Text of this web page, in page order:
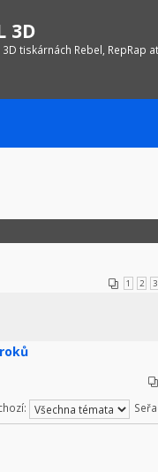
3D
tiskárnách Rebel, RepRap
1 2 3